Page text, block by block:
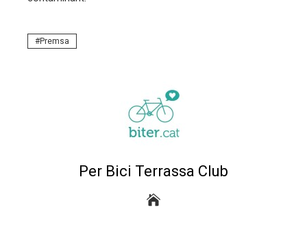
Premsa
Per Bici Terrassa Club